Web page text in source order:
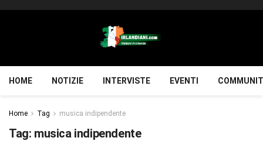
HOME NOTIZIE INTERVISTE EVENTI
Home Tag musica indipendente
Tag: musica indipendente